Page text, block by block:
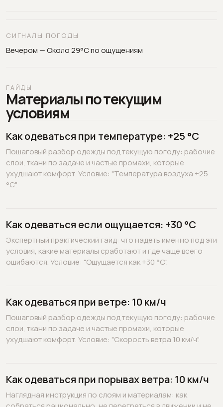
СИГНАЛЫ ПОГОДЫ
Вечером — Около 29°C по ощущениям
ГАЙДЫ
Материалы по текущим
условиям
Как одеваться при температуре: +25 °C
Пошаговый разбор одежды под текущую погоду: рабочие
слои, ткани по задаче и частые промахи, которые
ухудшают комфорт. Условие: "Температура воздуха +25
°C".
Как одеваться если ощущается: +30 °C
Экспертный практический гайд: что надеть именно под эти
условия, какие материалы сработают и где чаще всего
ошибаются. Условие: "Ощущается как +30 °C".
Как одеваться при ветре: 10 км/ч
Пошаговый разбор одежды под текущую погоду: рабочие
слои, ткани по задаче и частые промахи, которые
ухудшают комфорт. Условие: "Скорость ветра 10 км/ч".
Как одеваться при порывах ветра: 10 км/ч
Наглядная инструкция по слоям и материалам: как